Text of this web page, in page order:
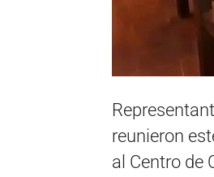
reunieron
al Centro de